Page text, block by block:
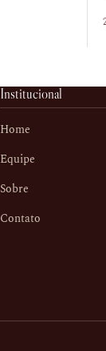
Institucional
Home
Equipe
Sobre
Contato